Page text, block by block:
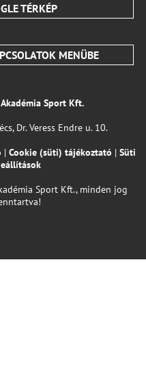
TÉRKÉP
MENÜBE
Sport Kft.
Dr. Veress Endre u. 10.
| Cookie (süti) tájékoztató | Süti
Sport Kft., minden jog